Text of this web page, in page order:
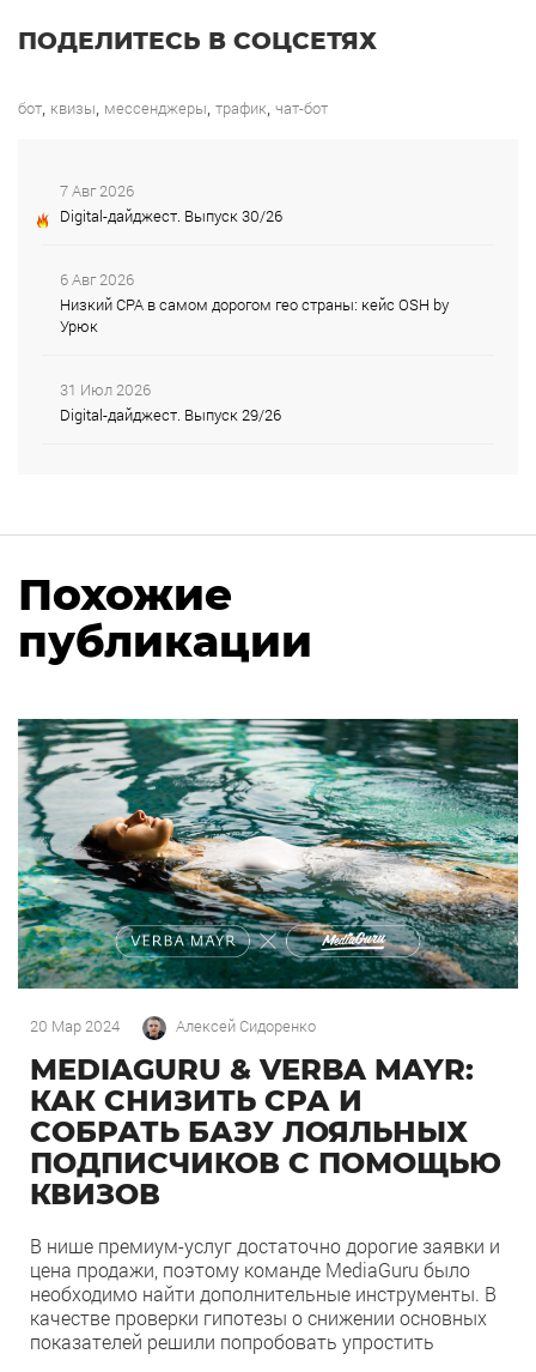
ПОДЕЛИТЕСЬ В СОЦСЕТЯХ
бот квизы мессенджеры трафик чат-бот
7 Авг 2026
Digital-дайджест. Выпуск 30/26
6 Авг 2026
Низкий CPA в самом дорогом гео страны: кейс OSH by
Урюк
31 Июл 2026
Digital-дайджест. Выпуск 29/26
Похожие
публикации
20 Мар 2024 Алексей Сидоренко
MEDIAGURU & VERBA MAYR:
КАК СНИЗИТЬ СРА И
СОБРАТЬ БАЗУ ЛОЯЛЬНЫХ
ПОДПИСЧИКОВ С ПОМОЩЬЮ
КВИЗОВ
В нише премиум-услуг достаточно дорогие заявки и
цена продажи, поэтому команде MediaGuru было
необходимо найти дополнительные инструменты. В
качестве проверки гипотезы о снижении основных
показателей решили попробовать упростить